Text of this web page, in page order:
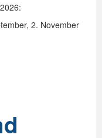
2. November